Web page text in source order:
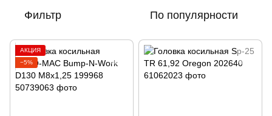
Фильтр По популярности
АКЦИЯ
−5%